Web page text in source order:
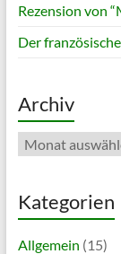
Rezension von
Der
Archiv
Archiv
Kategorien
Allgemein (15)